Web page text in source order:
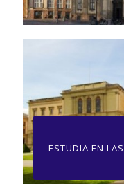
ESTUDIA EN